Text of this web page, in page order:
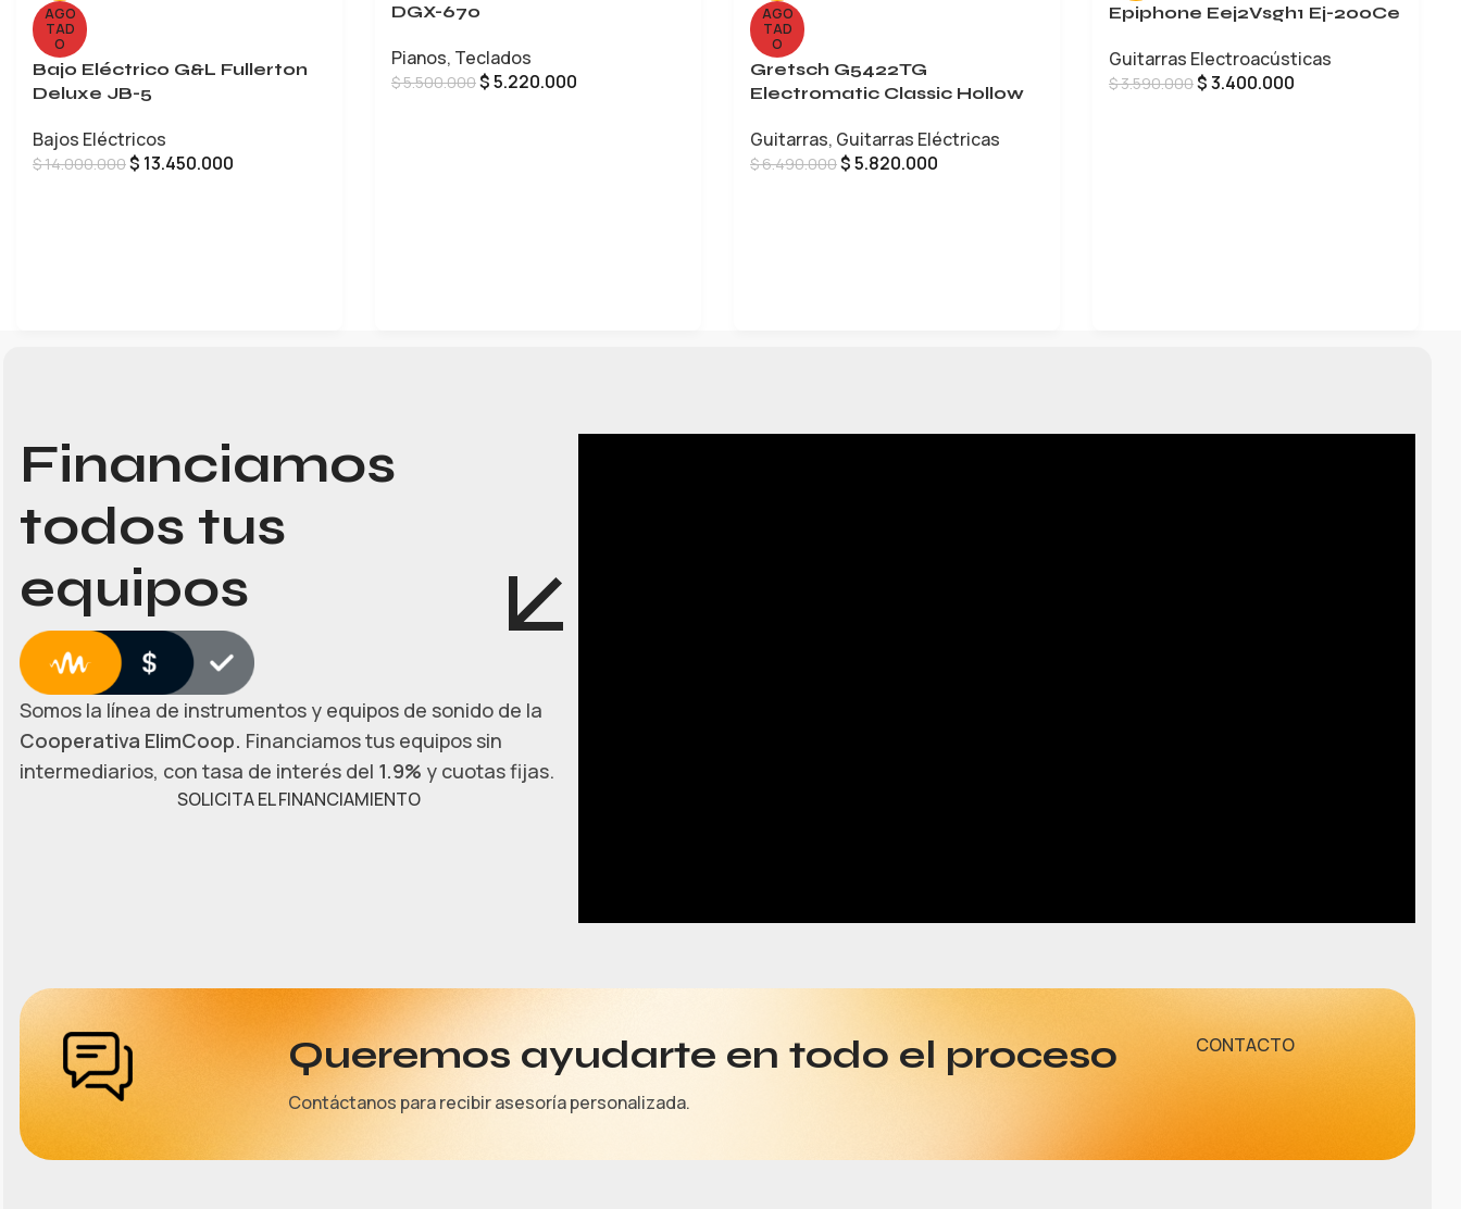
AGO
TAD
O
Bajo Eléctrico G&L Fullerton
Deluxe JB-5
Bajos Eléctricos
$14.000.000$ 13.450.000
DGX-670
Pianos, Teclados
$5.500.000$5.220.000
AGO
TAD
O
Gretsch G5422TG
Electromatic Classic Hollow
Guitarras, Guitarras Eléctricas
$6.490.000$5.820.000
Epiphone Eej2Vsgh1 Ej-200Ce
Guitarras Electroacústicas
$3.590.000$3.400.000
Financiamos
todos tus
equipos
Somos la línea de instrumentos y equipos de sonido de la
Cooperativa ElimCoop. Financiamos tus equipos sin
intermediarios, con tasa de interés del 1.9% y cuotas fijas.
SOLICITA EL FINANCIAMIENTO
Queremos ayudarte en todo el proceso
Contáctanos para recibir asesoría personalizada.
CONTACTO